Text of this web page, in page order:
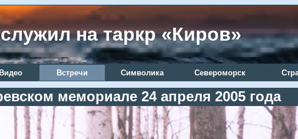
на таркр «Киров»
Видео Встречи Символика Североморск
мемориале 24 апреля 2005 года